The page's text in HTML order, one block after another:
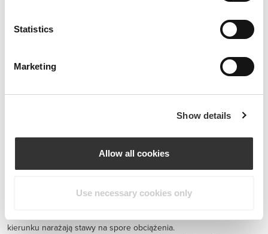
Statistics
Marketing
Show details
Allow all cookies
Use necessary cookies only
BCAA 8:1:1 180 tabs 85,34 zł
kierunku narażają stawy na spore obciążenia.